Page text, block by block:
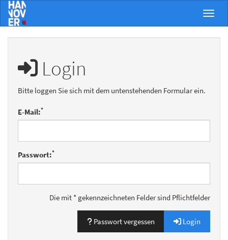
Menü
Login
Bitte loggen Sie sich mit dem untenstehenden Formular ein.
E-Mail:*
Passwort:*
Die mit * gekennzeichneten Felder sind Pflichtfelder
Passwort vergessen Login